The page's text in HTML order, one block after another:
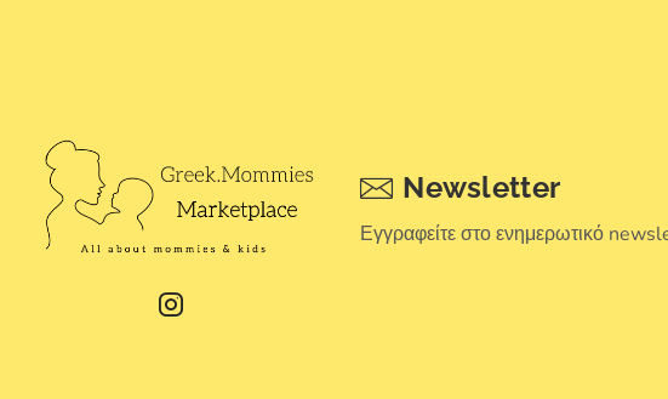
Newsletter
Εγγραφείτε στο ενημερωτικό